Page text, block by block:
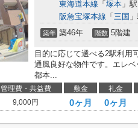
東海道本線 「 塚本 」
阪急宝塚本線 「 三国
築年 築46年 階数 5階建
目的に応じて選べる2駅利用
通風良好な物件です。エレ
都本...
管理費・共益費 敷金 礼金
9,000円 0ヶ月 0ヶ月